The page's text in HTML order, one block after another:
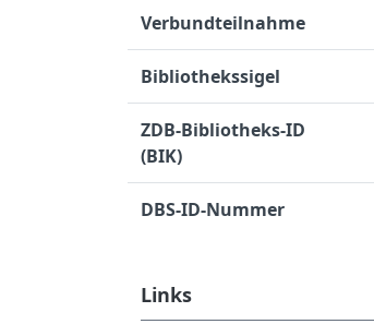
Verbundteilnahme
Bibliothekssigel
ZDB-Bibliotheks-ID
(BIK)
DBS-ID-Nummer
Links